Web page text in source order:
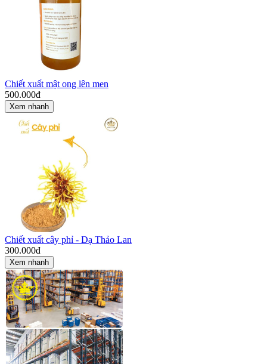
Chiết xuất mật ong lên men
500.000đ
Xem nhanh
Chiết xuất cây phỉ - Dạ Thảo Lan
300.000đ
Xem nhanh